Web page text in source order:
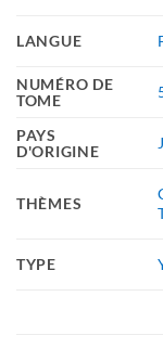
LANGUE
NUMÉRO DE
TOME
PAYS
D'ORIGINE
THÈMES
TYPE